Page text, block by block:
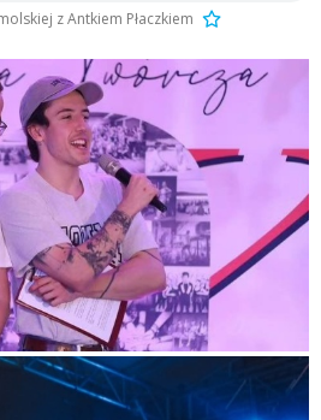
z Antkiem Płaczkiem